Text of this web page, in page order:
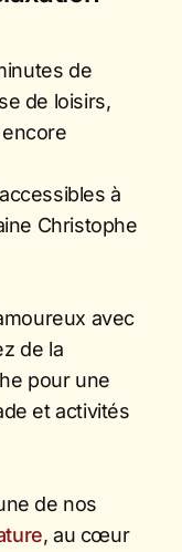
de
de loisirs,
à
Christophe
avec
de la
pour une
et activités
de nos
, au cœur